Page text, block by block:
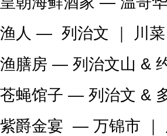
渔人 — 列治文 ｜ 川菜
渔膳房 — 列治文山 &
苍蝇馆子 — 列治文 &
紫爵金宴 — 万锦市 ｜